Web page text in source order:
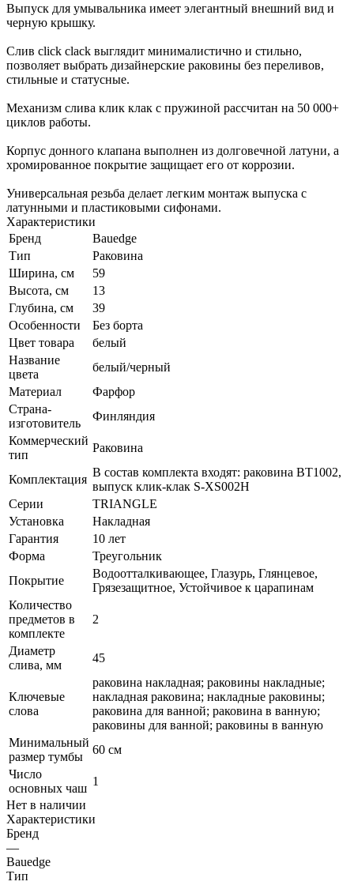
Выпуск для умывальника имеет элегантный внешний вид и
черную крышку.
Слив click clack выглядит минималистично и стильно,
позволяет выбрать дизайнерские раковины без переливов,
стильные и статусные.
Механизм слива клик клак с пружиной рассчитан на 50 000+
циклов работы.
Корпус донного клапана выполнен из долговечной латуни, а
хромированное покрытие защищает его от коррозии.
Универсальная резьба делает легким монтаж выпуска с
латунными и пластиковыми сифонами.
Характеристики
Бренд
Bauedge
Тип
Раковина
Ширина, см
59
Высота, см
13
Глубина, см
39
Особенности
Без борта
Цвет товара
белый
Название
цвета
белый/черный
Материал
Фарфор
Страна-
изготовитель
Финляндия
Коммерческий
тип
Раковина
Комплектация
В состав комплекта входят: раковина BT1002,
выпуск клик-клак S-XS002H
Серии
TRIANGLE
Установка
Накладная
Гарантия
10 лет
Форма
Треугольник
Покрытие
Водоотталкивающее, Глазурь, Глянцевое,
Грязезащитное, Устойчивое к царапинам
Количество
предметов в
комплекте
2
Диаметр
слива, мм
45
Ключевые
слова
раковина накладная; раковины накладные;
накладная раковина; накладные раковины;
раковина для ванной; раковина в ванную;
раковины для ванной; раковины в ванную
Минимальный
размер тумбы
60 см
Число
основных чаш
1
Нет в наличии
Характеристики
Бренд
—
Bauedge
Тип